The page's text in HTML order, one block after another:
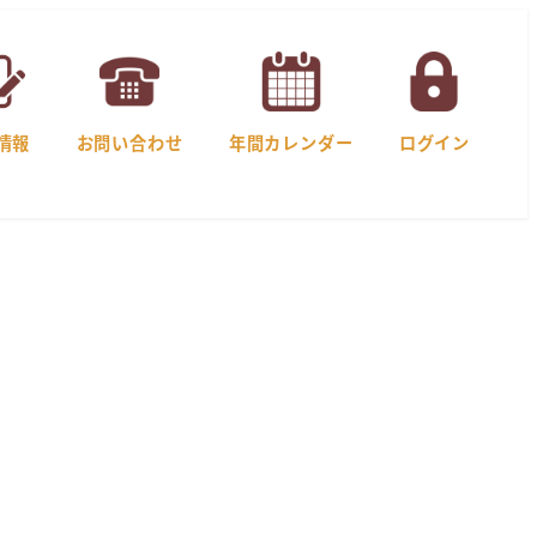
報 お問い合わせ 年間カレンダー ログイン